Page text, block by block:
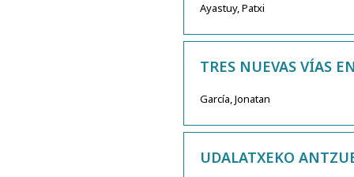
Ayastuy, Patxi
TRES NUEVAS VÍAS
García, Jonatan
UDALATXEKO